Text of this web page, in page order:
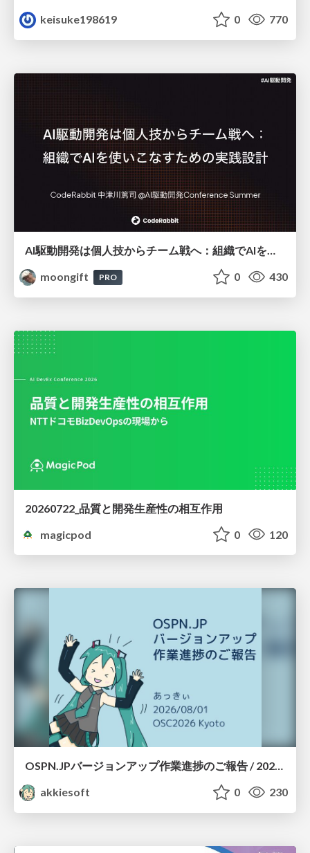
keisuke198619
0 770
AI駆動開発は個人技からチーム戦へ：組織でAIを使いこなすための実践設計
moongift
PRO 0 430
20260722_品質と開発生産性の相互作用
magicpod
0 120
OSPN.JPバージョンアップ作業進捗のご報告 / 20260801-osc26kyoto
akkiesoft
0 230